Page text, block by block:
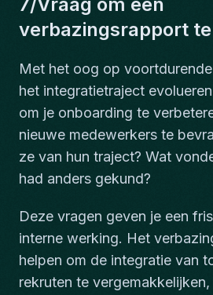
verbazingsrapport
Met het oog op
het integratietraject
om je onboarding te
nieuwe medewerkers te
ze van hun traject? Wat
had anders gekund?
Deze vragen geven je een
interne werking. Het
helpen om de integratie van
rekruten te